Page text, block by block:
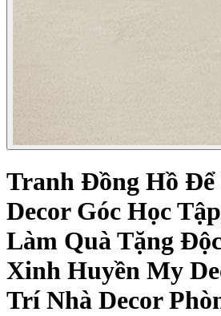
Tranh Đồng Hồ Để
Decor Góc Học
Làm Quà Tặng
Xinh Huyền My
Trí Nhà Decor